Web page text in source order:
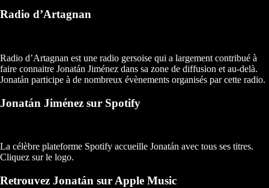
Radio d’Artagnan
Radio d’Artagnan est une radio gersoise qui a largement contribué à
faire connaitre Jonatán Jiménez dans sa zone de diffusion et au-delà.
Jonatán participe à de nombreux évènements organisés par cette radio.
Jonatán Jiménez sur Spotify
La célèbre plateforme Spotify accueille Jonatán avec tous ses titres.
Cliquez sur le logo.
Retrouvez Jonatán sur Apple Music